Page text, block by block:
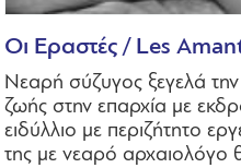
Oι Εραστές / Les
Νεαρή σύζυγος ξεγελά την
ζωής στην επαρχία με
ειδύλλιο με περιζήτητο
της με νεαρό αρχαιολόγο